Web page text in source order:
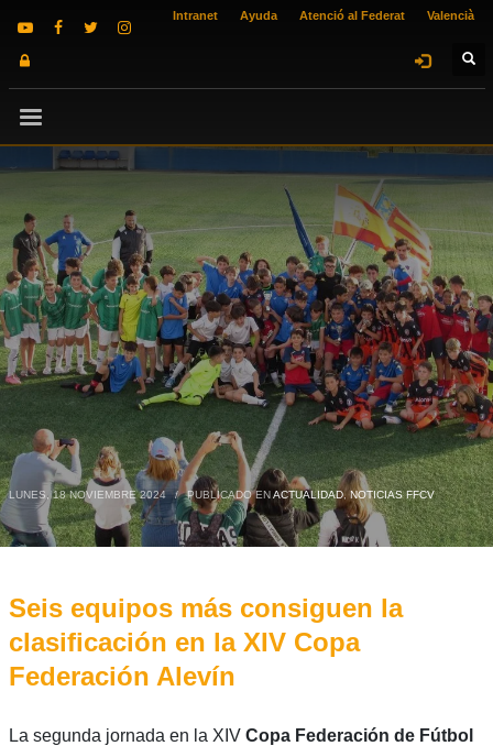
Intranet Ayuda Atenció al Federat Valencià
LUNES, 18 NOVIEMBRE 2024 / PUBLICADO ENACTUALIDAD,NOTICIAS FFCV
Seis equipos más consiguen la
clasificación en la XIV Copa
Federación Alevín
La segunda jornada en la XIV Copa Federación de Fútbol